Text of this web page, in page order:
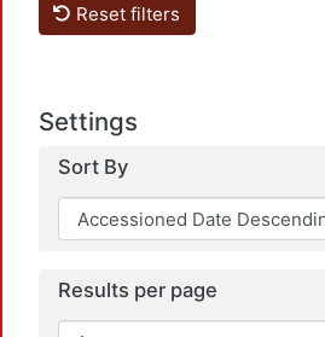
Reset filters
Settings
Sort By
Results per page